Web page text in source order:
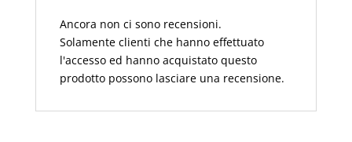
Ancora non ci sono recensioni.
Solamente clienti che hanno effettuato
l'accesso ed hanno acquistato questo
prodotto possono lasciare una recensione.